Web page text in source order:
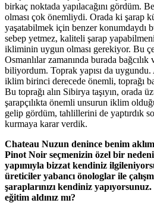
birkaç noktada yapılacağını gördüm.
olması çok önemliydi. Orada ki şarap
yaşatabilmek için benzer konumdaydı
sebep yetmez, kaliteli şarap
ikliminin uygun olması gerekiyor. Bu
Osmanlılar zamanında burada bağcılık
biliyordum. Toprak yapısı da uygundu.
iklim birinci derecede önemli, toprağı
Bu toprağı alın Sibirya taşıyın, orada
şarapçılıkta önemli unsurun iklim
gelip gördüm, tahlillerini de yaptırdık
kurmaya karar verdik.
Chateau Nuzun denince benim
Pinot Noir seçmenizin özel bir
yapımıyla bizzat kendiniz
üreticiler yabancı önologlar ile
şaraplarınızı kendiniz
eğitim aldınız mı?